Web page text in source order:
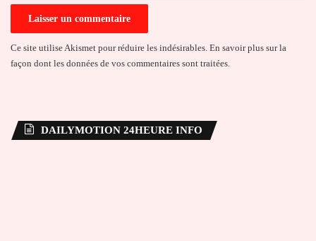
Ce site utilise Akismet pour réduire les indésirables. En savoir plus sur la
façon dont les données de vos commentaires sont traitées
DAILYMOTION 24HEURE INFO